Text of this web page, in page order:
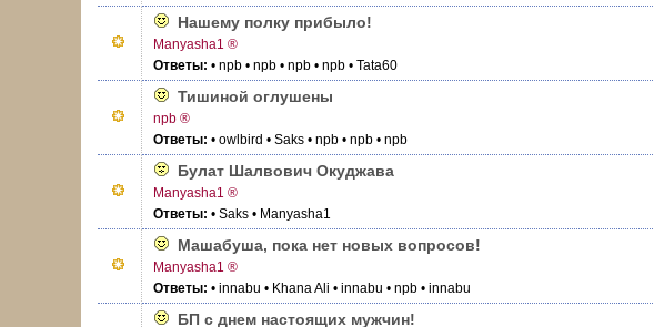
Нашему полку прибыло!
Manyasha1 ®
Ответы: • npb • npb • npb • npb • Tata60
Тишиной оглушены
npb ®
Ответы: • owlbird • Saks • npb • npb • npb
Булат Шалвович Окуджава
Manyasha1 ®
Ответы: • Saks • Manyasha1
Машабуша, пока нет новых вопросов!
Manyasha1 ®
Ответы: • innabu • Khana Ali • innabu • npb • innabu
БП с днем настоящих мужчин!